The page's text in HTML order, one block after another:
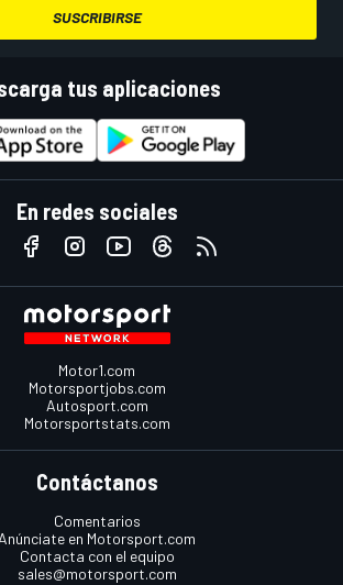
SUSCRIBIRSE
tus aplicaciones
En redes sociales
Motor1.com
Motorsportjobs.com
Autosport.com
Motorsportstats.com
Contáctanos
Comentarios
en Motorsport.com
Contacta con el equipo
sales@motorsport.com